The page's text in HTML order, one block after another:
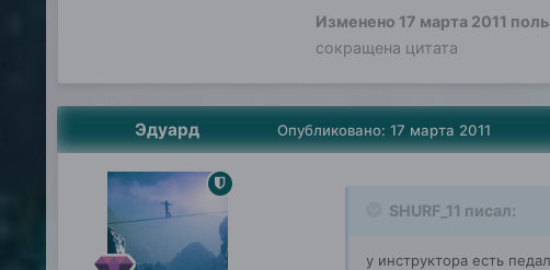
Изменено 17 марта 2011
сокращена цитата
Эдуард Опубликовано: 17 марта 2011
SHURF_11 писал:
у инструктора есть